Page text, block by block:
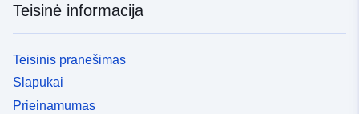
Teisinė informacija
Teisinis pranešimas
Slapukai
Prieinamumas